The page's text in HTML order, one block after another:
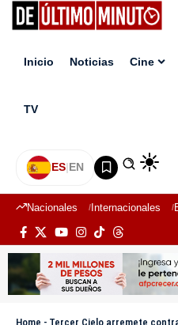
Inicio Noticias Cine
TV
ES|EN
Nacionales Internacionales
Home - Tercer Cielo arremete contra Lilly Goodman por